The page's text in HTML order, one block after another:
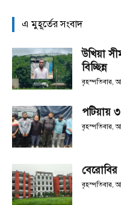
এ মুহূর্তের সংবাদ
উখিয়া
বিচ্ছিন্ন
বৃহস্পতিবার,
পটিয়ায়
বৃহস্পতিবার,
বেরোবির
বৃহস্পতিবার,